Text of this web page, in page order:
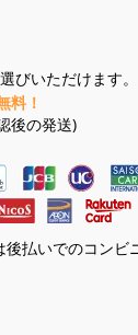
びいただけます。
料！
後の発送)
後払いでのコンビ